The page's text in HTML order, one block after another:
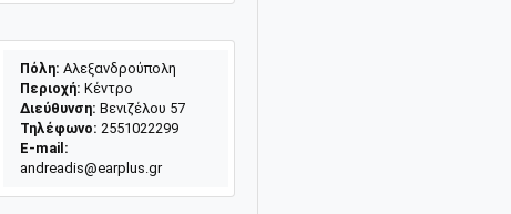
Πόλη: Αλεξανδρούπολη
Περιοχή: Κέντρο
Διεύθυνση: Βενιζέλου 57
Τηλέφωνο: 2551022299
E-mail:
andreadis@earplus.gr